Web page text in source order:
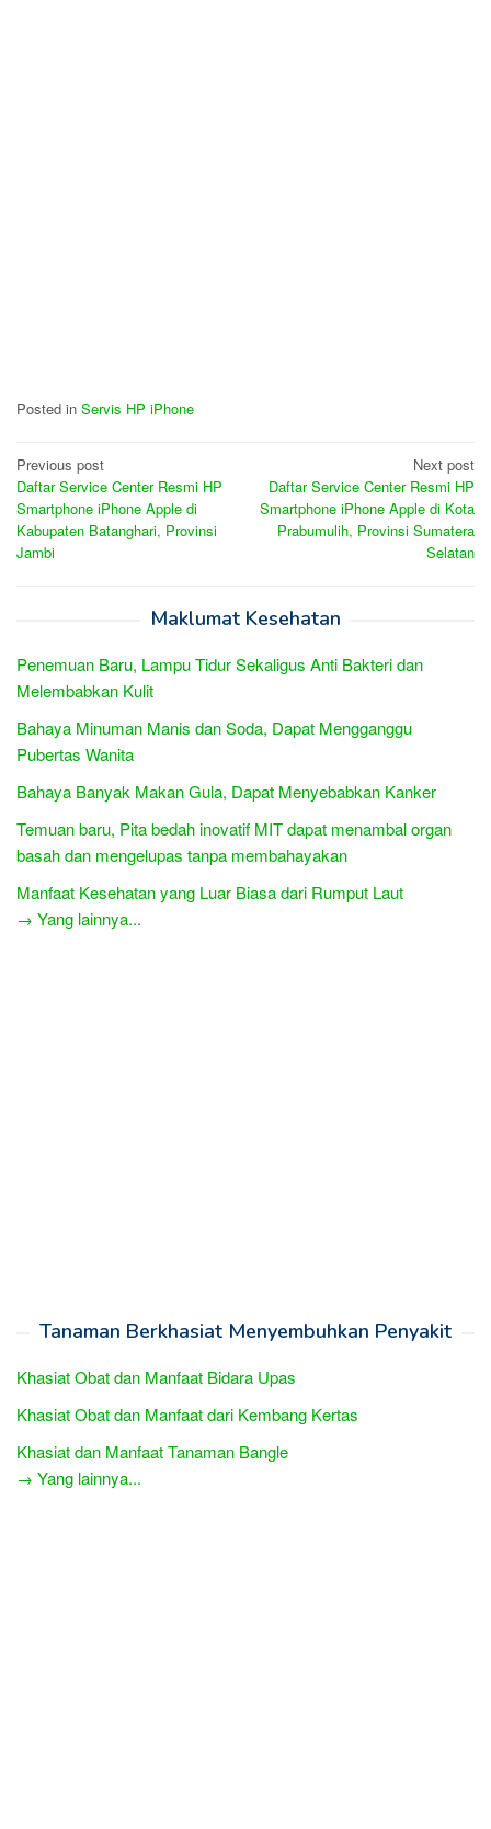
Posted in Servis HP iPhone
Post
navigation
Previous post
Daftar Service Center Resmi HP
Smartphone iPhone Apple di
Kabupaten Batanghari, Provinsi
Jambi
Next post
Daftar Service Center Resmi HP
Smartphone iPhone Apple di Kota
Prabumulih, Provinsi Sumatera
Selatan
Maklumat Kesehatan
Penemuan Baru, Lampu Tidur Sekaligus Anti Bakteri dan
Melembabkan Kulit
Bahaya Minuman Manis dan Soda, Dapat Mengganggu
Pubertas Wanita
Bahaya Banyak Makan Gula, Dapat Menyebabkan Kanker
Temuan baru, Pita bedah inovatif MIT dapat menambal organ
basah dan mengelupas tanpa membahayakan
Manfaat Kesehatan yang Luar Biasa dari Rumput Laut
→ Yang lainnya...
Tanaman Berkhasiat Menyembuhkan Penyakit
Khasiat Obat dan Manfaat Bidara Upas
Khasiat Obat dan Manfaat dari Kembang Kertas
Khasiat dan Manfaat Tanaman Bangle
→ Yang lainnya...